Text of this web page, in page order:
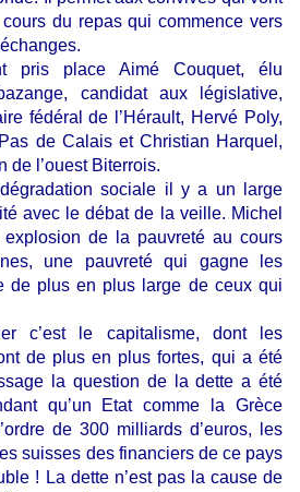
du repas qui commence vers
pris place Aimé Couquet, élu
candidat aux législative,
fédéral de l’Hérault, Hervé Poly,
de Calais et Christian Harquel,
de l’ouest Biterrois.
sociale il y a un large
avec le débat de la veille. Michel
explosion de la pauvreté au cours
une pauvreté qui gagne les
de plus en plus large de ceux qui
c’est le capitalisme, dont les
de plus en plus fortes, qui a été
la question de la dette a été
qu’un Etat comme la Grèce
de 300 milliards d’euros, les
suisses des financiers de ce pays
! La dette n’est pas la cause de